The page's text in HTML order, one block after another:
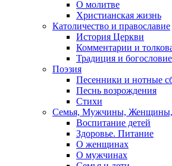
О молитве
Христианская жизнь
Католичество и православие
История Церкви
Комментарии и
Традиция и богословие
Поэзия
Песенники и нотные
Песнь возрождения
Стихи
Семья, Мужчины,
Воспитание детей
Здоровье. Питание
О женщинах
О мужчинах